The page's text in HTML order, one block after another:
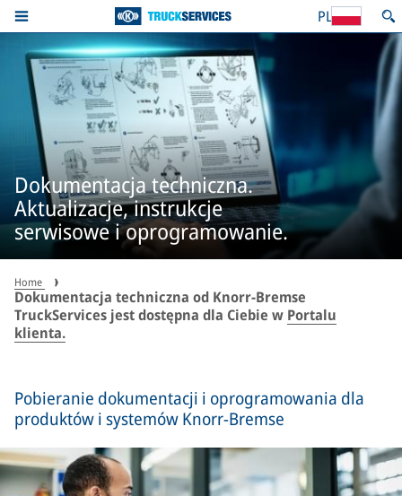
PL
Dokumentacja techniczna.
Aktualizacje, instrukcje
serwisowe i oprogramowanie.
Home
Dokumentacja techniczna od Knorr-Bremse
TruckServices jest dostępna dla Ciebie w Portalu
klienta.
Pobieranie dokumentacji i oprogramowania dla
produktów i systemów Knorr-Bremse